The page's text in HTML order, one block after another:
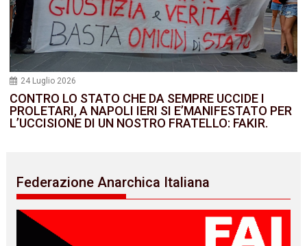
24 Luglio 2026
CONTRO LO STATO CHE DA SEMPRE UCCIDE I
PROLETARI, A NAPOLI IERI SI E’MANIFESTATO PER
L’UCCISIONE DI UN NOSTRO FRATELLO: FAKIR.
Federazione Anarchica Italiana